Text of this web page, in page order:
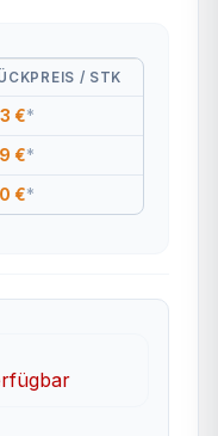
/ STK
€*
€*
€*